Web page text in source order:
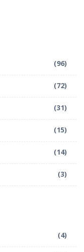
(96)
(72)
(31)
(15)
(14)
(3)
(4)